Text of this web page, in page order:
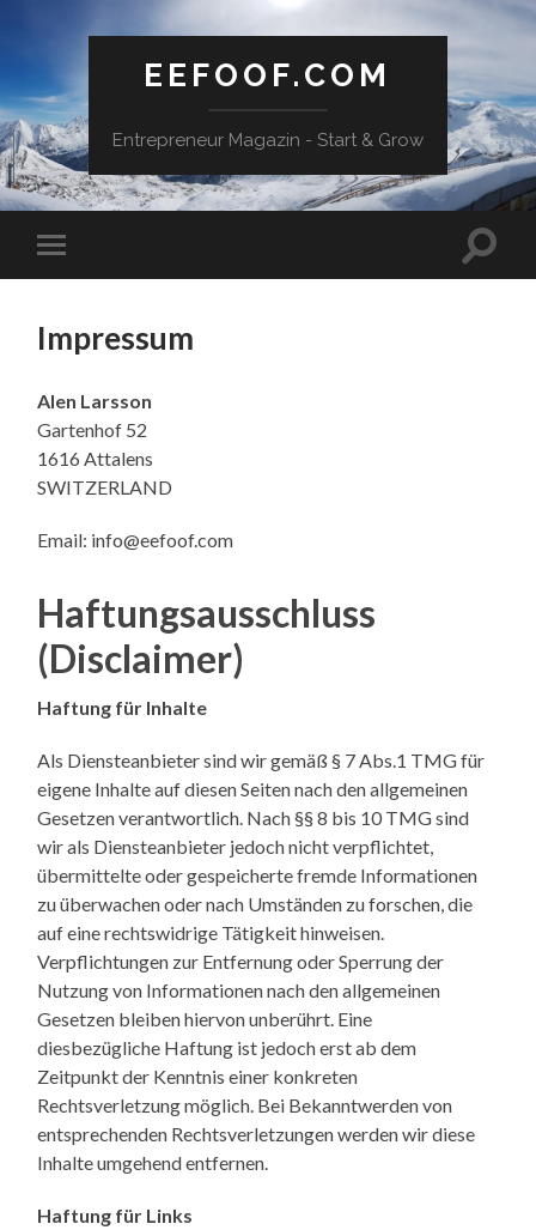
EEFOOF.COM
Entrepreneur Magazin - Start & Grow
Menü
Impressum
Alen Larsson
Gartenhof 52
1616 Attalens
SWITZERLAND
Email: info@eefoof.com
Haftungsausschluss
(Disclaimer)
Haftung für Inhalte
Als Diensteanbieter sind wir gemäß § 7 Abs.1 TMG für
eigene Inhalte auf diesen Seiten nach den allgemeinen
Gesetzen verantwortlich. Nach §§ 8 bis 10 TMG sind
wir als Diensteanbieter jedoch nicht verpflichtet,
übermittelte oder gespeicherte fremde Informationen
zu überwachen oder nach Umständen zu forschen, die
auf eine rechtswidrige Tätigkeit hinweisen.
Verpflichtungen zur Entfernung oder Sperrung der
Nutzung von Informationen nach den allgemeinen
Gesetzen bleiben hiervon unberührt. Eine
diesbezügliche Haftung ist jedoch erst ab dem
Zeitpunkt der Kenntnis einer konkreten
Rechtsverletzung möglich. Bei Bekanntwerden von
entsprechenden Rechtsverletzungen werden wir diese
Inhalte umgehend entfernen.
Haftung für Links